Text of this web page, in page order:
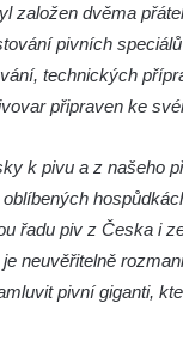
založen dvěma
pivních
technických
připraven ke
k pivu a z našeho
řadu piv z Česka i
neuvěřitelně
pivní giganti,